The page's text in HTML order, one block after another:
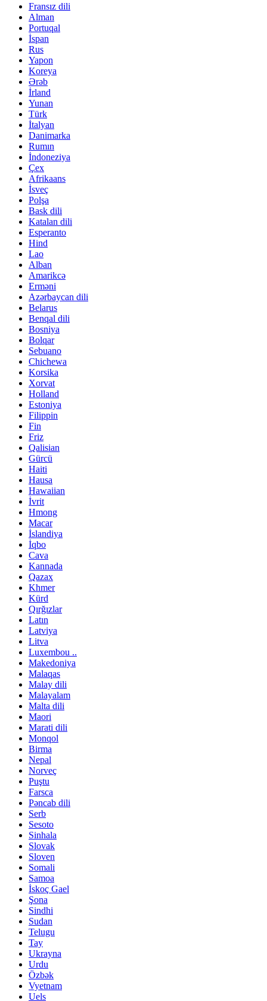
Fransız dili
Alman
Portuqal
İspan
Rus
Yapon
Koreya
Ərəb
İrland
Yunan
Türk
İtalyan
Danimarka
Rumın
İndoneziya
Çex
Afrikaans
İsveç
Polşa
Bask dili
Katalan dili
Esperanto
Hind
Lao
Alban
Amarikcə
Erməni
Azərbaycan dili
Belarus
Benqal dili
Bosniya
Bolqar
Sebuano
Chichewa
Korsika
Xorvat
Holland
Estoniya
Filippin
Fin
Friz
Qalisian
Gürcü
Haiti
Hausa
Hawaiian
İvrit
Hmong
Macar
İslandiya
İqbo
Cava
Kannada
Qazax
Khmer
Kürd
Qırğızlar
Latın
Latviya
Litva
Luxembou ..
Makedoniya
Malaqas
Malay dili
Malayalam
Malta dili
Maori
Marati dili
Monqol
Birma
Nepal
Norveç
Puştu
Farsca
Pəncab dili
Serb
Sesoto
Sinhala
Slovak
Sloven
Somali
Samoa
İskoç Gael
Şona
Sindhi
Sudan
Telugu
Tay
Ukrayna
Urdu
Özbək
Vyetnam
Uels